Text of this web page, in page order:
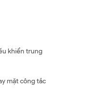
khiển trung
mặt công tắc